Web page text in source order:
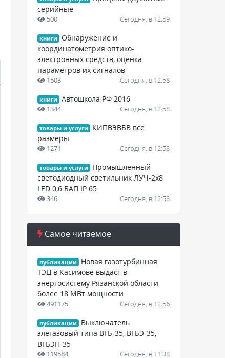
серийные
500 Сегодня, в 12:59
книги
Обнаружение и
координатометрия оптико-
электронных средств, оценка
параметров их сигналов
1503 Сегодня, в 12:58
книги Автошкола РФ 2016
1344 Сегодня, в 12:58
товары и услуги
КИПВЭВБВ все
размеры
1271 Сегодня, в 12:58
товары и услуги
Промышленный
светодиодный светильник ЛУЧ-2х8
LED 0,6 БАП IP 65
346 Сегодня, в 12:58
Самое читаемое
публикации
Новая газотурбинная
ТЭЦ в Касимове выдаст в
энергосистему Рязанской области
более 18 МВт мощности
491175 Сегодня, в 12:56
публикации
Выключатель
элегазовый типа ВГБ-35, ВГБЭ-35,
ВГБЭП-35
119584 Сегодня, в 11:38